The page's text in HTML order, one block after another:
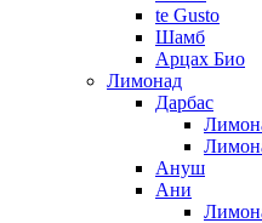
te Gusto
Шамб
Арцах Био
Лимонад
Дарбас
Ануш
Ани